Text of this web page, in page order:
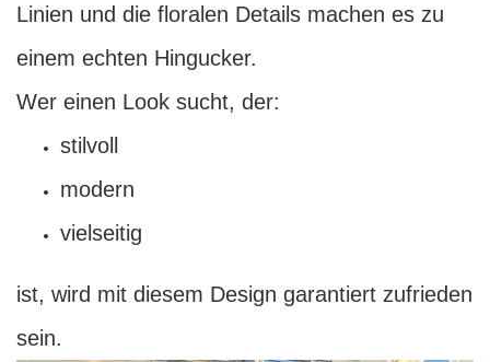
Linien und die floralen Details machen es zu
einem echten Hingucker.
Wer einen Look sucht, der:
stilvoll
modern
vielseitig
ist, wird mit diesem Design garantiert zufrieden
sein.